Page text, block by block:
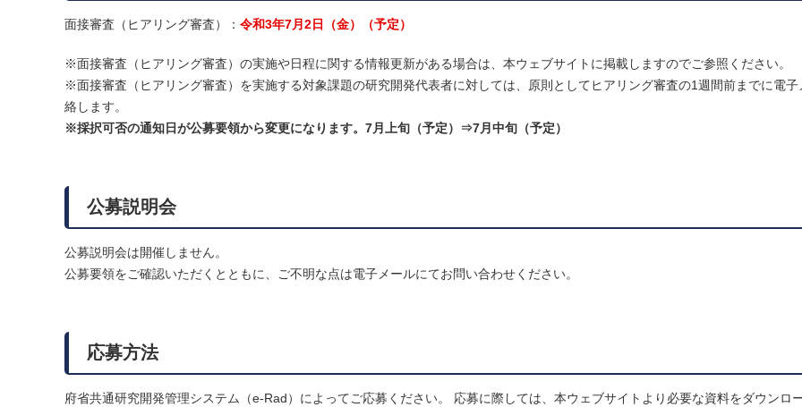
面接審査（ヒアリング審査）： 令和3年7月2日（金）（予定）
※面接審査（ヒアリング審査）の実施や日程に関する情報更新がある場合は、本ウェブサイトに掲載しますのでご参照ください。
※面接審査（ヒアリング審査）を実施する対象課題の研究開発代表者に対しては、原則としてヒアリング審査の1週間前までに電子
絡します。
※採択可否の通知日が公募要領から変更になります。7月上旬（予定）⇒7月中旬（予定）
公募説明会
公募説明会は開催しません。
公募要領をご確認いただくとともに、ご不明な点は電子メールにてお問い合わせください。
応募方法
府省共通研究開発管理システム（e-Rad）によってご応募ください。 応募に際しては、本ウェブサイトより必要な資料をダウンロ